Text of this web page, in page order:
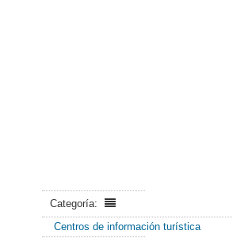
Categoría:
Centros de información turística